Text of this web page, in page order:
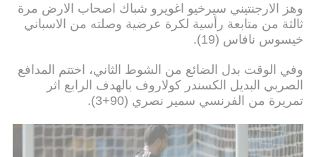
وهز الارجنتيني سيرخيو اغويرو شباك اصحاب الارض مرة
ثالثة من متابعة رأسية لكرة عرضية وصلته من الاسباني
خيسوس نافاس (19).
وفي الوقت بدل الضائع من الشوط الثاني، اختتم المدافع
الصربي البديل الكسندر كولاروف بالهدف الرابع اثر
تمريرة من الفرنسي سمير نصري (90+3).